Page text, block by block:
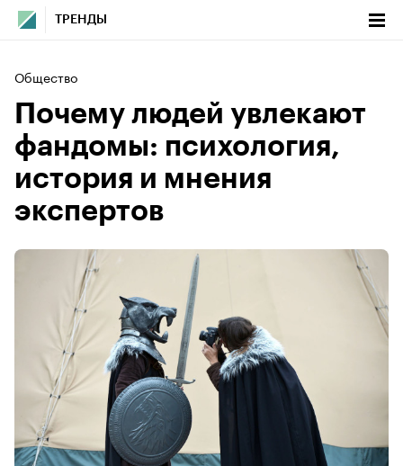
ТРЕНДЫ
Общество
Почему людей увлекают
фандомы: психология,
история и мнения
экспертов